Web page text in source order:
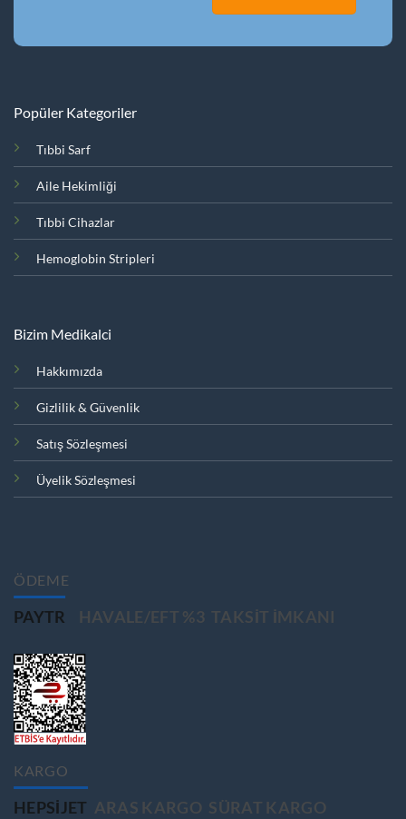
Popüler Kategoriler
Tıbbi Sarf
Aile Hekimliği
Tıbbi Cihazlar
Hemoglobin Stripleri
Bizim Medikalci
Hakkımızda
Gizlilik & Güvenlik
Satış Sözleşmesi
Üyelik Sözleşmesi
ÖDEME
PAYTR HAVALE/EFT %3 TAKSIT IMKANI
KARGO
HEPSIJET ARAS KARGO SÜRAT KARGO